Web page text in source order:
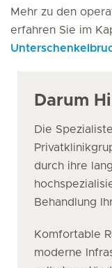
Mehr zu den
erfahren Sie im
Darum
Die
durch ihre
Behandlung
Komfortable
moderne